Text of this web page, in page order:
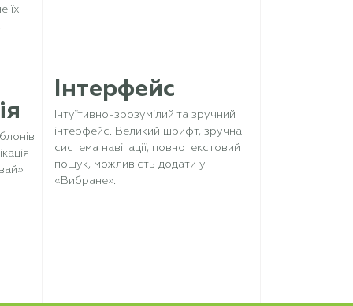
їх
Інтерфейс
Інтуїтивно-зрозумілий та зручний
інтерфейс. Великий шрифт, зручна
система навігації, повнотекстовий
пошук, можливість додати у
«Вибране».